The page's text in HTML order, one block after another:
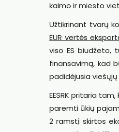
kaimo ir miesto
Užtikrinant tvarų
EUR vertės
viso ES biudžeto,
finansavimą, kad
padidėjusia
EESRK pritaria
paremti ūkių
2 ramstį skirtos